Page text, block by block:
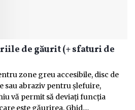
de găurit (+ sfaturi de
zone greu accesibile, disc de
abraziv pentru șlefuire,
vă permit să deviați funcția